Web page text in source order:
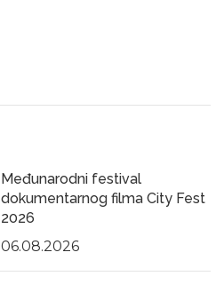
Međunarodni festival
dokumentarnog filma City Fest
2026
06.08.2026